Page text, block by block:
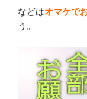
などはオマケで
う。